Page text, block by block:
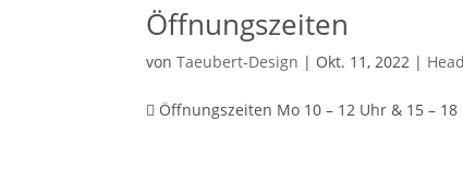
Öffnungszeiten
vonTaeubert-Design | Okt. 11, 2022 |
 Öffnungszeiten Mo 10 – 12 Uhr & 15 –